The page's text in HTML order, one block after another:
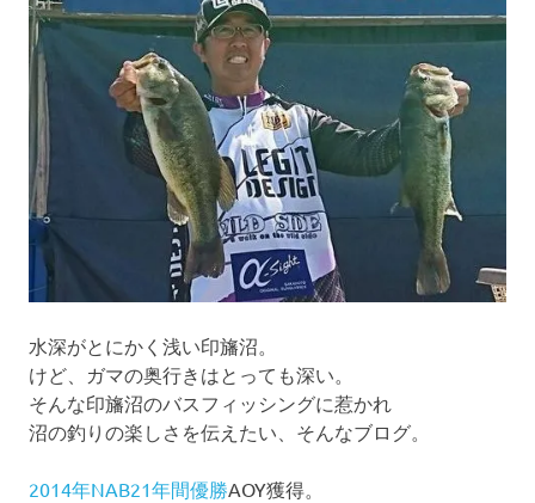
ー
シ
ョ
ン
水深がとにかく浅い印旛沼。
けど、ガマの奥行きはとっても深い。
そんな印旛沼のバスフィッシングに惹かれ
沼の釣りの楽しさを伝えたい、そんなブログ。
2014年NAB21年間優勝AOY獲得。